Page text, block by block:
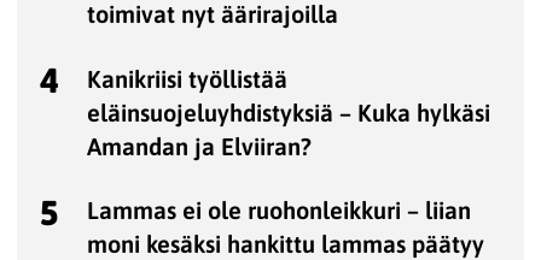
toimivat nyt äärirajoilla
4
Kanikriisi työllistää
eläinsuojeluyhdistyksiä – Kuka hylkäsi
Amandan ja Elviiran?
5
Lammas ei ole ruohonleikkuri – liian
moni kesäksi hankittu lammas päätyy